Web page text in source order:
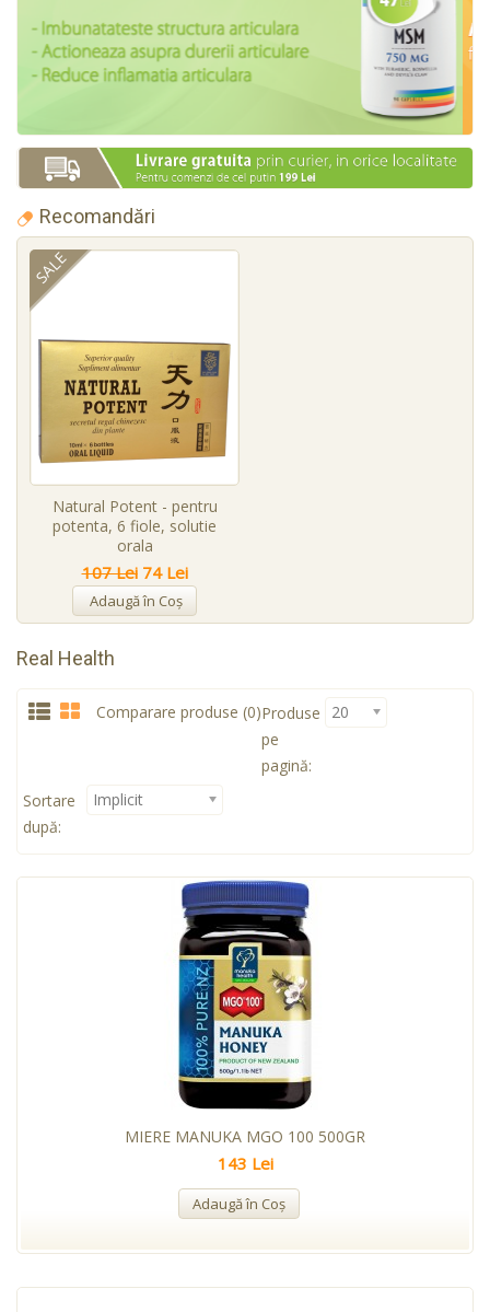
Recomandări
SALE
Adaugă în Coş
Natural Potent - pentru
potenta, 6 fiole, solutie
orala
107 Lei 74 Lei
Real Health
Comparare produse (0)Produse
pe
pagină:
20
Sortare
după:
Implicit
MIERE MANUKA MGO 100 500GR
143 Lei
Adaugă în Coş